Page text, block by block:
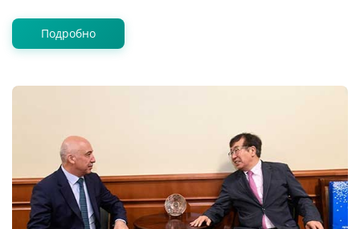
Подробно